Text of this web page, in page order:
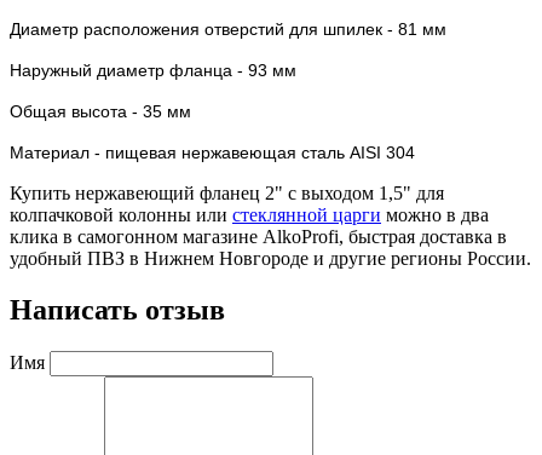
Диаметр расположения отверстий для шпилек - 81 мм
Наружный диаметр фланца - 93 мм
Общая высота - 35 мм
Материал - пищевая нержавеющая сталь AISI 304
Купить нержавеющий фланец 2" с выходом 1,5" для
колпачковой колонны или стеклянной царги можно в два
клика в самогонном магазине AlkoProfi, быстрая доставка в
удобный ПВЗ в Нижнем Новгороде и другие регионы России.
Написать отзыв
Имя